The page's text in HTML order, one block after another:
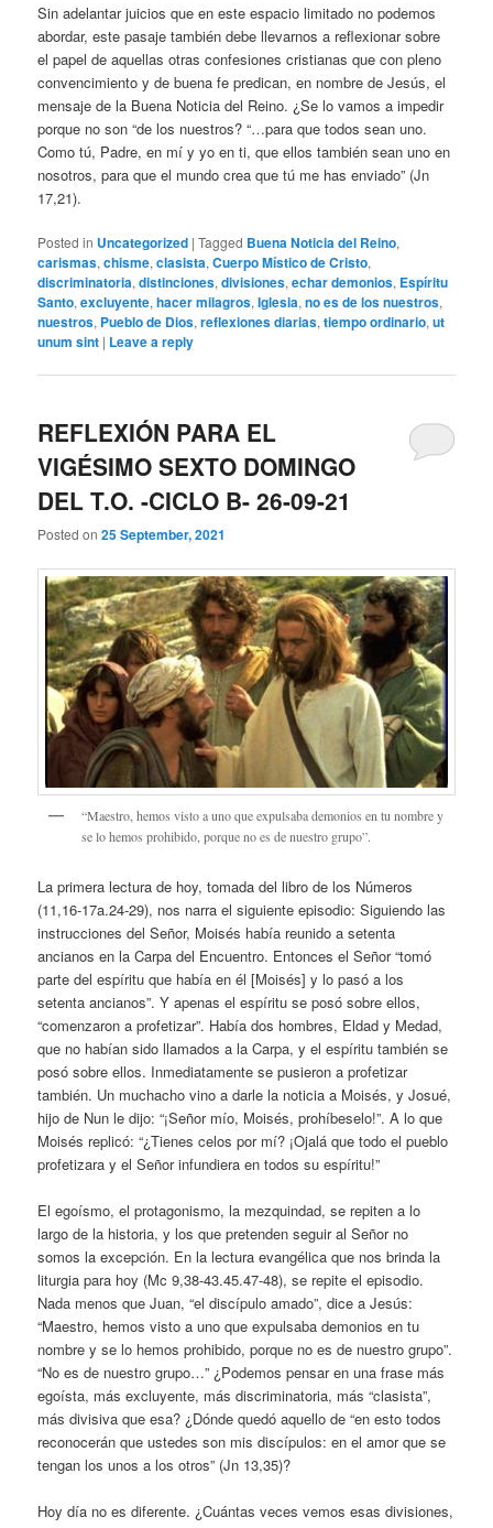
Sin adelantar juicios que en este espacio limitado no podemos
abordar, este pasaje también debe llevarnos a reflexionar sobre
el papel de aquellas otras confesiones cristianas que con pleno
convencimiento y de buena fe predican, en nombre de Jesús, el
mensaje de la Buena Noticia del Reino. ¿Se lo vamos a impedir
porque no son “de los nuestros? “…para que todos sean uno.
Como tú, Padre, en mí y yo en ti, que ellos también sean uno en
nosotros, para que el mundo crea que tú me has enviado” (Jn
17,21).
Posted in Uncategorized |Tagged Buena Noticia del Reino,
carismas,chisme,clasista,Cuerpo Místico de Cristo,
discriminatoria,distinciones,divisiones,echar demonios, Espíritu
Santo,excluyente,hacer milagros,Iglesia,no es de los nuestros,
nuestros, Pueblo de Dios,reflexiones diarias,tiempo ordinario,ut
unum sint | Leave a reply
REFLEXIÓN PARA EL
VIGÉSIMO SEXTO DOMINGO
DEL T.O. -CICLO B- 26-09-21
Posted on25 September, 2021
“Maestro, hemos visto a uno que expulsaba demonios en tu nombre y
se lo hemos prohibido, porque no es de nuestro grupo”.
La primera lectura de hoy, tomada del libro de los Números
(11,16-17a.24-29), nos narra el siguiente episodio: Siguiendo las
instrucciones del Señor, Moisés había reunido a setenta
ancianos en la Carpa del Encuentro. Entonces el Señor “tomó
parte del espíritu que había en él [Moisés] y lo pasó a los
setenta ancianos”. Y apenas el espíritu se posó sobre ellos,
“comenzaron a profetizar”. Había dos hombres, Eldad y Medad,
que no habían sido llamados a la Carpa, y el espíritu también se
posó sobre ellos. Inmediatamente se pusieron a profetizar
también. Un muchacho vino a darle la noticia a Moisés, y Josué,
hijo de Nun le dijo: “¡Señor mío, Moisés, prohíbeselo!”. A lo que
Moisés replicó: “¿Tienes celos por mí? ¡Ojalá que todo el pueblo
profetizara y el Señor infundiera en todos su espíritu!”
El egoísmo, el protagonismo, la mezquindad, se repiten a lo
largo de la historia, y los que pretenden seguir al Señor no
somos la excepción. En la lectura evangélica que nos brinda la
liturgia para hoy (Mc 9,38-43.45.47-48), se repite el episodio.
Nada menos que Juan, “el discípulo amado”, dice a Jesús:
“Maestro, hemos visto a uno que expulsaba demonios en tu
nombre y se lo hemos prohibido, porque no es de nuestro grupo”.
“No es de nuestro grupo…” ¿Podemos pensar en una frase más
egoísta, más excluyente, más discriminatoria, más “clasista”,
más divisiva que esa? ¿Dónde quedó aquello de “en esto todos
reconocerán que ustedes son mis discípulos: en el amor que se
tengan los unos a los otros” (Jn 13,35)?
Hoy día no es diferente. ¿Cuántas veces vemos esas divisiones,